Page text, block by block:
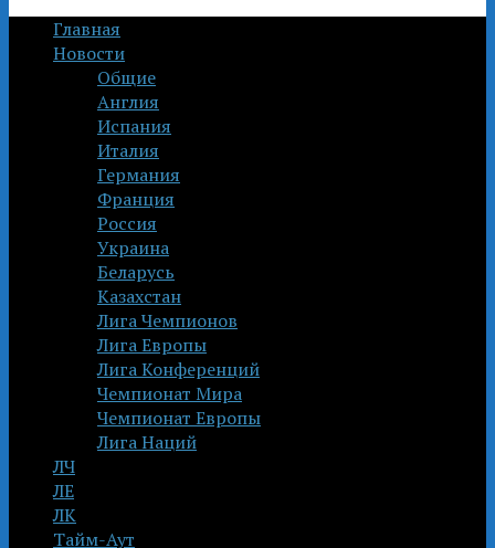
Главная
Новости
Общие
Англия
Испания
Италия
Германия
Франция
Россия
Украина
Беларусь
Казахстан
Лига Чемпионов
Лига Европы
Лига Конференций
Чемпионат Мира
Чемпионат Европы
Лига Наций
ЛЧ
ЛЕ
ЛК
Тайм-Аут